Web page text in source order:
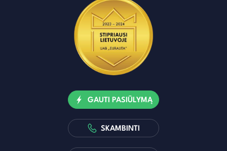
GAUTI PASIŪLYMĄ
SKAMBINTI